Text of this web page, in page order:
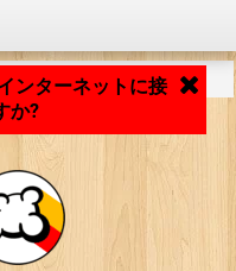
ンターネットに接
か?
み込み中... ...